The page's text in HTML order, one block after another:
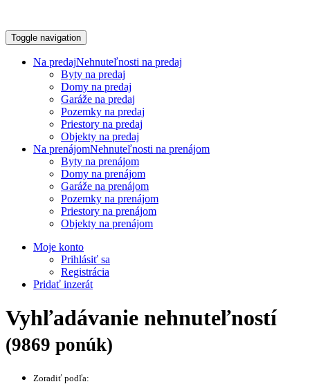
Toggle navigation
Na predajNehnuteľnosti na predaj
Byty na predaj
Domy na predaj
Garáže na predaj
Pozemky na predaj
Priestory na predaj
Objekty na predaj
Na prenájomNehnuteľnosti na prenájom
Byty na prenájom
Domy na prenájom
Garáže na prenájom
Pozemky na prenájom
Priestory na prenájom
Objekty na prenájom
Moje konto
Prihlásiť sa
Registrácia
Pridať inzerát
Vyhľadávanie nehnuteľností
(9869 ponúk)
Zoradiť podľa: